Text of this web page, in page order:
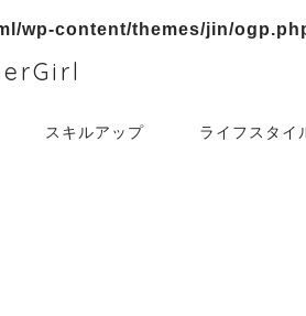
wp-content/themes/jin/
スキルアップ ライフスタイ